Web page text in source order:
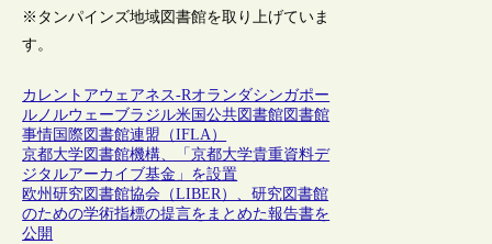
※タンパインズ地域図書館を取り上げていま
す。
カレントアウェアネス-Rオランダシンガポー
ル ノルウェーブラジル米国公共図書館図書館
事情国際図書館連盟（IFLA）
京都大学図書館機構、「京都大学貴重資料デ
ジタルアーカイブ基金」を設置
欧州研究図書館協会（LIBER）、研究図書館
のための学術指標の提言をまとめた報告書を
公開